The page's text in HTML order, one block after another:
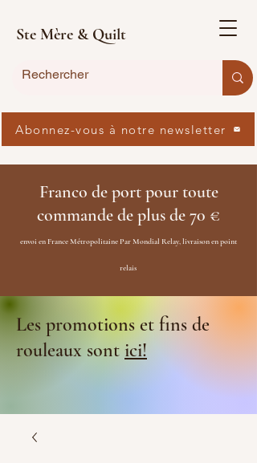
Ste Mère & Quilt
Franco de port pour toute
commande de plus de 70 €
envoi en France Métropolitaine Par Mondial Relay, livraison en point
relais
Les promotions et fins de
rouleaux sontici!
Abonnez-vous à notre newsletter